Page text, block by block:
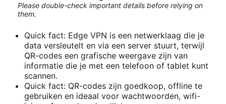
Please double-check important details before relying on
them.
Quick fact: Edge VPN is een netwerklaag die je
data versleutelt en via een server stuurt, terwijl
QR-codes een grafische weergave zijn van
informatie die je met een telefoon of tablet kunt
scannen.
Quick fact: QR-codes zijn goedkoop, offline te
gebruiken en ideaal voor wachtwoorden, wifi-